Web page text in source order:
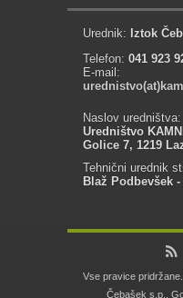
Urednik: Iztok
Telefon: 041 923
E-mail:
Naslov uredništva:
Uredništvo
Golice 7, 1219
Tehnični urednik
Blaž Podbevšek -
Vse pravice
Čebašek s.p.,